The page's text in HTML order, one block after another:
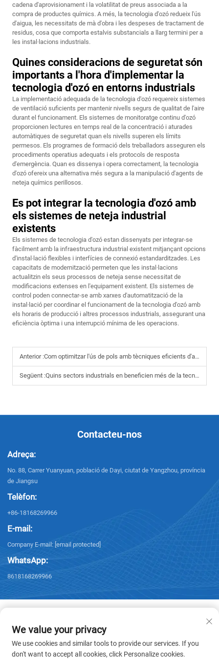
cadena d'aprovisionament i la volatilitat de preus associada a la
compra de productes químics. A més, la tecnologia d'ozó redueix l'ús
d'aigua, les necessitats de mà d'obra i les despeses de tractament de
residus, cosa que comporta estalvis substancials a llarg termini per a
les instal·lacions industrials.
Quines consideracions de seguretat són
importants a l'hora d'implementar la
tecnologia d'ozó en entorns industrials
La implementació adequada de la tecnologia d'ozó requereix sistemes
de ventilació suficients per mantenir nivells segurs de qualitat de l'aire
durant el funcionament. Els sistemes de monitoratge continu d'ozó
proporcionen lectures en temps real de la concentració i aturades
automàtiques de seguretat quan els nivells superen els límits
permesos. Els programes de formació dels treballadors asseguren els
procediments operatius adequats i els protocols de resposta
d'emergència. Quan es dissenya i opera correctament, la tecnologia
d'ozó ofereix una alternativa més segura a la manipulació d'agents de
neteja químics perillosos.
Es pot integrar la tecnologia d'ozó amb
els sistemes de neteja industrial
existents
Els sistemes de tecnologia d'ozó estan dissenyats per integrar-se
fàcilment amb la infraestructura industrial existent mitjançant opcions
d'instal·lació flexibles i interfícies de connexió estandarditzades. Les
capacitats de modernització permeten que les instal·lacions
actualitzin els seus processos de neteja sense necessitat de
modificacions extenses en l'equipament existent. Els sistemes de
control poden connectar-se amb xarxes d'automatització de la
instal·lació per coordinar el funcionament de la tecnologia d'ozó amb
els horaris de producció i altres processos industrials, assegurant una
eficiència òptima i una interrupció mínima de les operacions.
Anterior :Com optimitzar l'ús de pols amb tècniques eficients d'aplicació amb pistola pulveritzadora
Següent :Quins sectors industrials en beneficien més de la tecnologia de pulverització electrostàtica
Contacteu-nos
Adreça:
No. 88, Carrer Yuanyuan, població de Dayi, ciutat de Yangzhou, província
de Jiangsu
Telèfon:
+86-18168269966
E-mail:
Company E-mail: [email protected]
WhatsApp:
8618168269966
Copyright © 2026 Yangzhou Sanxing Technology CO.,LTD. Tots els drets
reservats. -Política de privacitat
We value your privacy
We use cookies and similar tools to provide our services. If you
don't want to accept all cookies, click Personalize cookies.